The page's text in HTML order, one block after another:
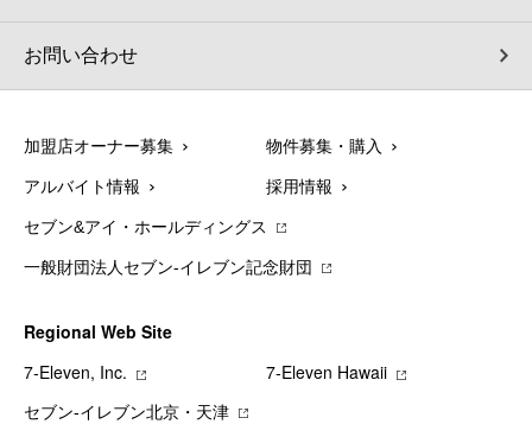
お問い合わせ
加盟店オーナー募集 物件募集・購入
アルバイト情報 採用情報
セブン&アイ・ホールディングス
一般財団法人セブン-イレブン記念財団
Regional Web Site
7‐Eleven, Inc.
7‐Eleven Hawaii
セブン‐イレブン北京・天津